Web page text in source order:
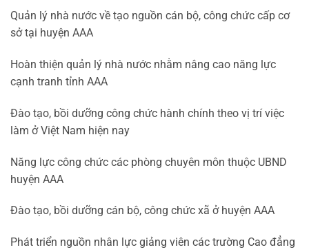
Quản lý nhà nước về tạo nguồn cán bộ, công chức cấp cơ
sở tại huyện AAA
Hoàn thiện quản lý nhà nước nhằm nâng cao năng lực
cạnh tranh tỉnh AAA
Đào tạo, bồi dưỡng công chức hành chính theo vị trí việc
làm ở Việt Nam hiện nay
Năng lực công chức các phòng chuyên môn thuộc UBND
huyện AAA
Đào tạo, bồi dưỡng cán bộ, công chức xã ở huyện AAA
Phát triển nguồn nhân lực giảng viên các trường Cao đẳng